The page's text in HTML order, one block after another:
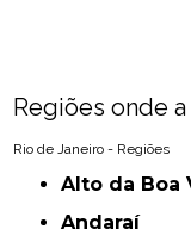
Regiões onde
Rio de Janeiro - Regiões
Alto da Boa
Andaraí